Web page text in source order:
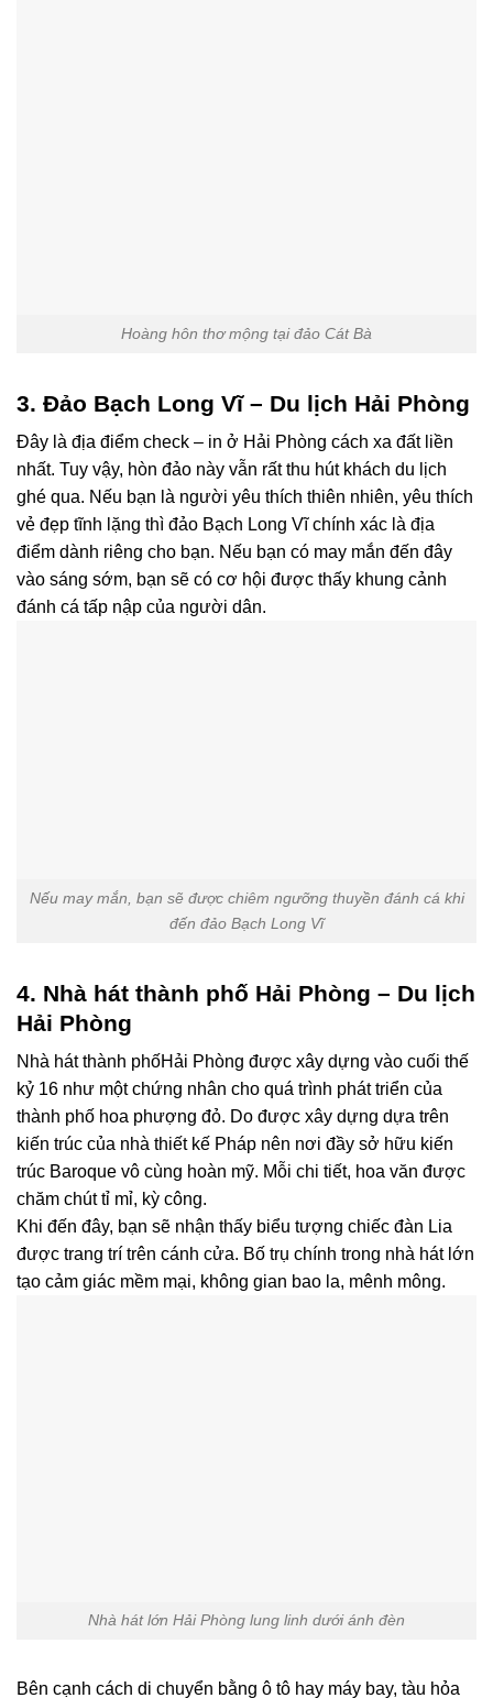
Hoàng hôn thơ mộng tại đảo Cát Bà
3. Đảo Bạch Long Vĩ – Du lịch Hải Phòng
Đây là địa điểm check – in ở Hải Phòng cách xa đất liền
nhất. Tuy vậy, hòn đảo này vẫn rất thu hút khách du lịch
ghé qua. Nếu bạn là người yêu thích thiên nhiên, yêu thích
vẻ đẹp tĩnh lặng thì đảo Bạch Long Vĩ chính xác là địa
điểm dành riêng cho bạn. Nếu bạn có may mắn đến đây
vào sáng sớm, bạn sẽ có cơ hội được thấy khung cảnh
đánh cá tấp nập của người dân.
Nếu may mắn, bạn sẽ được chiêm ngưỡng thuyền đánh cá khi
đến đảo Bạch Long Vĩ
4. Nhà hát thành phố Hải Phòng – Du lịch
Hải Phòng
Nhà hát thành phốHải Phòng được xây dựng vào cuối thế
kỷ 16 như một chứng nhân cho quá trình phát triển của
thành phố hoa phượng đỏ. Do được xây dựng dựa trên
kiến trúc của nhà thiết kế Pháp nên nơi đầy sở hữu kiến
trúc Baroque vô cùng hoàn mỹ. Mỗi chi tiết, hoa văn được
chăm chút tỉ mỉ, kỳ công.
Khi đến đây, bạn sẽ nhận thấy biểu tượng chiếc đàn Lia
được trang trí trên cánh cửa. Bố trụ chính trong nhà hát lớn
tạo cảm giác mềm mại, không gian bao la, mênh mông.
Nhà hát lớn Hải Phòng lung linh dưới ánh đèn
Bên cạnh cách di chuyển bằng ô tô hay máy bay, tàu hỏa